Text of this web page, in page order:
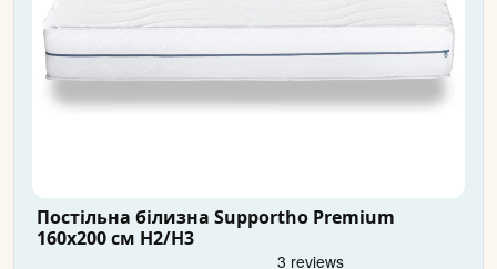
Постільна білизна Supportho Premium
160x200 см H2/H3